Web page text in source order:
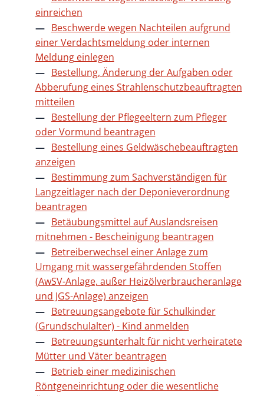
einreichen
Beschwerde wegen Nachteilen aufgrund
einer Verdachtsmeldung oder internen
Meldung einlegen
Bestellung, Änderung der Aufgaben oder
Abberufung eines Strahlenschutzbeauftragten
mitteilen
Bestellung der Pflegeeltern zum Pfleger
oder Vormund beantragen
Bestellung eines Geldwäschebeauftragten
anzeigen
Bestimmung zum Sachverständigen für
Langzeitlager nach der Deponieverordnung
beantragen
Betäubungsmittel auf Auslandsreisen
mitnehmen - Bescheinigung beantragen
Betreiberwechsel einer Anlage zum
Umgang mit wassergefährdenden Stoffen
(AwSV-Anlage, außer Heizölverbraucheranlage
und JGS-Anlage) anzeigen
Betreuungsangebote für Schulkinder
(Grundschulalter) - Kind anmelden
Betreuungsunterhalt für nicht verheiratete
Mütter und Väter beantragen
Betrieb einer medizinischen
Röntgeneinrichtung oder die wesentliche